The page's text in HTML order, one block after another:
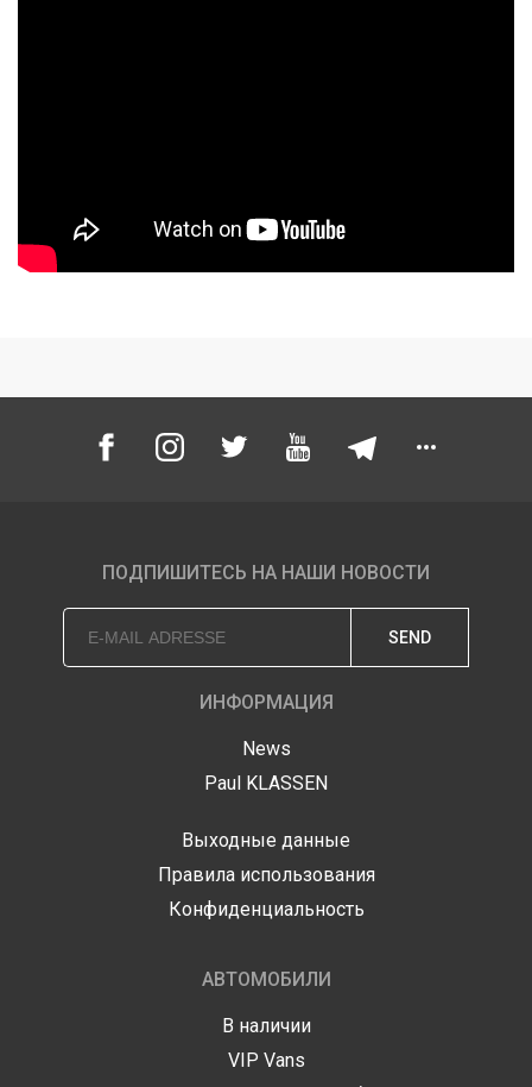
ИНФОРМАЦИЯ
News
Paul KLASSEN
Выходные данные
Правила использования
Конфиденциальность
АВТОМОБИЛИ
В наличии
VIP Vans
ПОДПИШИТЕСЬ НА НАШИ НОВОСТИ
SEND